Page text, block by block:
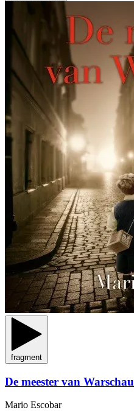
fragment
De meester van Warschau
Mario Escobar